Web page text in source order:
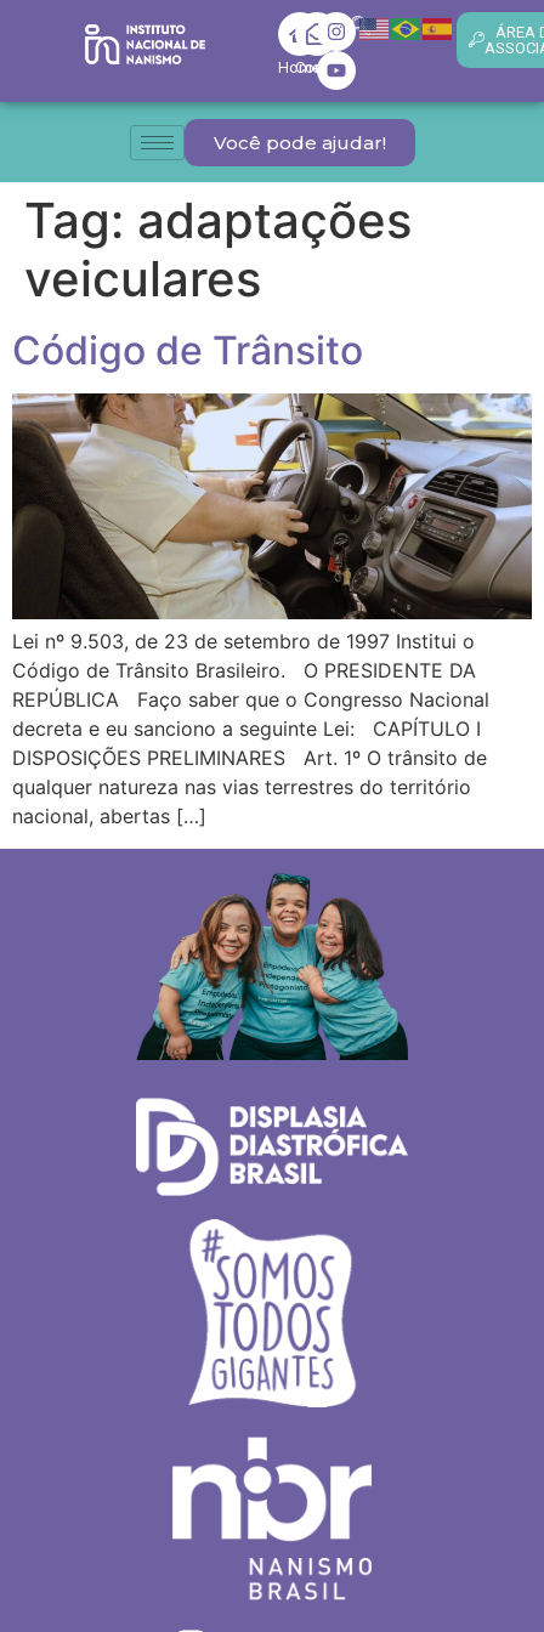
Home
Contato
ÁREA
Você pode ajudar!
Tag: adaptações
veiculares
Código de Trânsito
Lei nº 9.503, de 23 de setembro de 1997 Institui o
Código de Trânsito Brasileiro. O PRESIDENTE DA
REPÚBLICA Faço saber que o Congresso Nacional
decreta e eu sanciono a seguinte Lei: CAPÍTULO I
DISPOSIÇÕES PRELIMINARES Art. 1º O trânsito de
qualquer natureza nas vias terrestres do território
nacional, abertas […]